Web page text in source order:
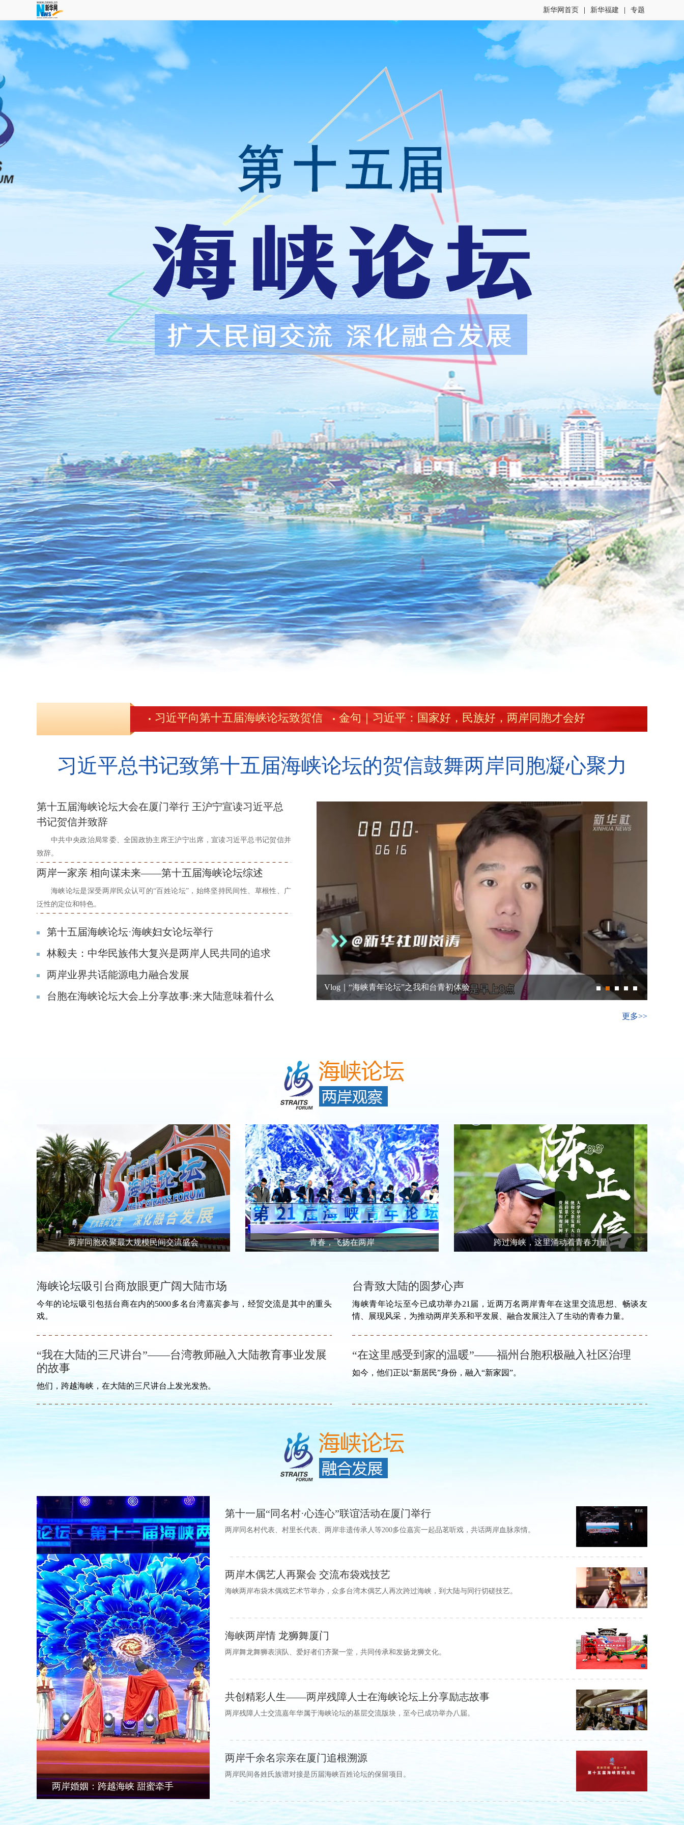
新华网首页 新华福建 专题
习近平向第十五届海峡论坛致贺信 金句｜习近平：国家好，民族好，两岸同胞才会好
习近平总书记致第十五届海峡论坛的贺信鼓舞两岸同胞凝心聚力
第十五届海峡论坛大会在厦门举行 王沪宁宣读习近平总
书记贺信并致辞
中共中央政治局常委、全国政协主席王沪宁出席，宣读习近平总书记贺信并
致辞。
两岸一家亲 相向谋未来——第十五届海峡论坛综述
海峡论坛是深受两岸民众认可的“百姓论坛”，始终坚持民间性、草根性、广
泛性的定位和特色。
第十五届海峡论坛·海峡妇女论坛举行
林毅夫：中华民族伟大复兴是两岸人民共同的追求
两岸业界共话能源电力融合发展
台胞在海峡论坛大会上分享故事:来大陆意味着什么
Vlog｜“海峡青年论坛”之我和台青初体验
更多>>
两岸同胞欢聚最大规模民间交流盛会 青春，飞扬在两岸 跨过海峡，这里涌动着青春力量
海峡论坛吸引台商放眼更广阔大陆市场
今年的论坛吸引包括台商在内的5000多名台湾嘉宾参与，经贸交流是其中的重头
戏。
台青致大陆的圆梦心声
海峡青年论坛至今已成功举办21届，近两万名两岸青年在这里交流思想、畅谈友
情、展现风采，为推动两岸关系和平发展、融合发展注入了生动的青春力量。
“我在大陆的三尺讲台”——台湾教师融入大陆教育事业发展
的故事
他们，跨越海峡，在大陆的三尺讲台上发光发热。
“在这里感受到家的温暖”——福州台胞积极融入社区治理
如今，他们正以“新居民”身份，融入“新家园”。
第十一届“同名村·心连心”联谊活动在厦门举行
两岸同名村代表、村里长代表、两岸非遗传承人等200多位嘉宾一起品茗听戏，共话两岸血脉亲情。
两岸木偶艺人再聚会 交流布袋戏技艺
海峡两岸布袋木偶戏艺术节举办，众多台湾木偶艺人再次跨过海峡，到大陆与同行切磋技艺。
海峡两岸情 龙狮舞厦门
两岸舞龙舞狮表演队、爱好者们齐聚一堂，共同传承和发扬龙狮文化。
共创精彩人生——两岸残障人士在海峡论坛上分享励志故事
两岸残障人士交流嘉年华属于海峡论坛的基层交流版块，至今已成功举办八届。
两岸千余名宗亲在厦门追根溯源
两岸民间各姓氏族谱对接是历届海峡百姓论坛的保留项目。
两岸婚姻：跨越海峡 甜蜜牵手